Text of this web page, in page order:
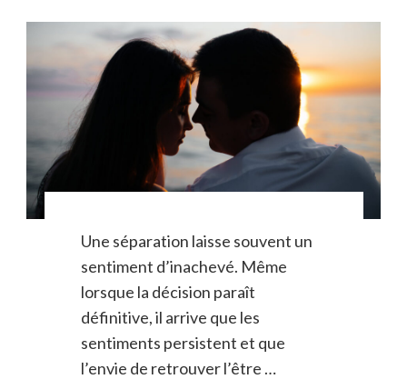
Une séparation laisse souvent un
sentiment d’inachevé. Même
lorsque la décision paraît
définitive, il arrive que les
sentiments persistent et que
l’envie de retrouver l’être …